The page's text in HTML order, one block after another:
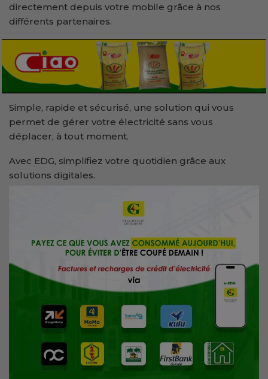
directement depuis votre mobile grâce à nos
différents partenaires.
Simple, rapide et sécurisé, une solution qui vous
permet de gérer votre électricité sans vous
déplacer, à tout moment.
Avec EDG, simplifiez votre quotidien grâce aux
solutions digitales.